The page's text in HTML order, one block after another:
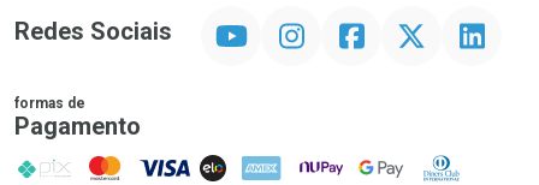
Redes Sociais InstagramFacebookTwitter Linkedin
formas de
Pagamento
PIX MasterCard
VISA ELO AMEX NuPay Google PayDiners Club